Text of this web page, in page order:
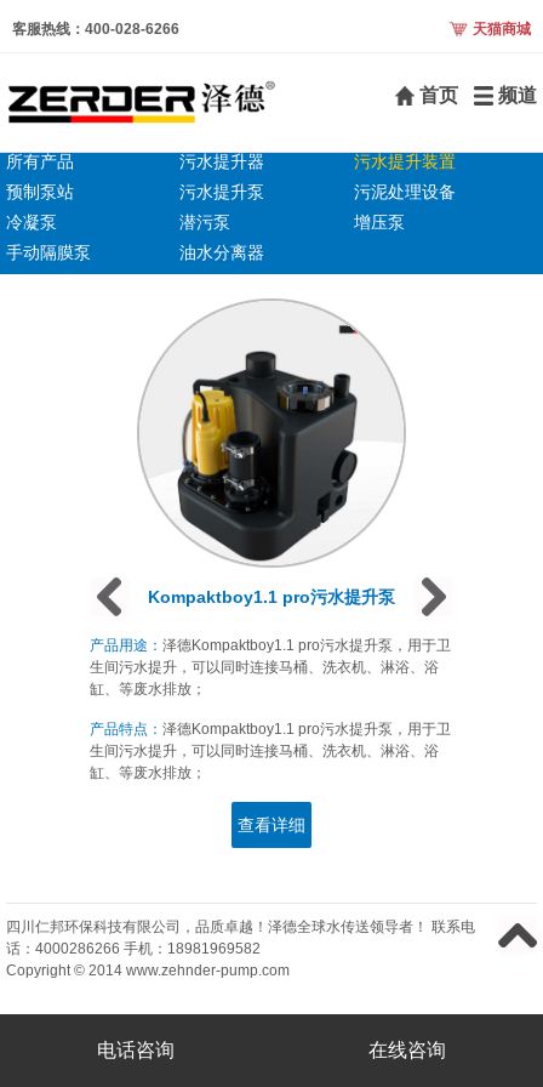
客服热线：400-028-6266 天猫商城
首页 频道
所有产品 污水提升器
污水提升装置
预制泵站
污水提升泵
污泥处理设备
冷凝泵
潜污泵
增压泵
手动隔膜泵
油水分离器
Kompaktboy1.1 pro污水提升泵
产品用途： 泽德Kompaktboy1.1 pro污水提升泵，用于卫
生间污水提升，可以同时连接马桶、洗衣机、淋浴、浴
缸、等废水排放；
产品特点： 泽德Kompaktboy1.1 pro污水提升泵，用于卫
生间污水提升，可以同时连接马桶、洗衣机、淋浴、浴
缸、等废水排放；
查看详细
Prev Next
Next
四川仁邦环保科技有限公司 ，品质卓越！泽德全球水传送领导者！ 联系电
话： 4000286266 手机： 18981969582
Copyright © 2014 www.zehnder-pump.com
电话咨询 在线咨询